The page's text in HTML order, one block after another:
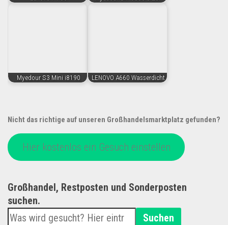
Myedour S3 Mini i8190 LENOVO A660 Wasserdicht
Nicht das richtige auf unseren Großhandelsmarktplatz gefunden?
Hier kostenlos ein Gesuch einstellen
Großhandel, Restposten und Sonderposten
suchen.
Suchen